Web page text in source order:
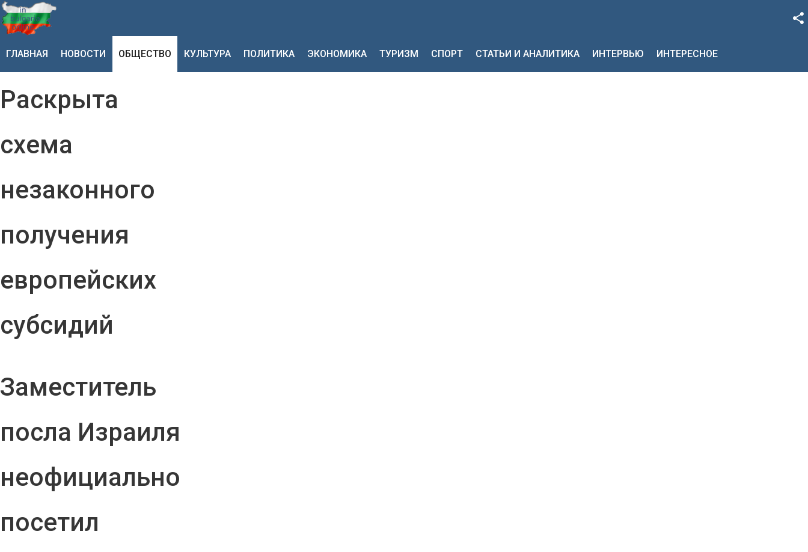
Google+
ГЛАВНАЯ НОВОСТИ ОБЩЕСТВО КУЛЬТУРА ПОЛИТИКА ЭКОНОМИКА ТУРИЗМ СПОРТ СТАТЬИ И АНАЛИТИКА ИНТЕРВЬЮ ИНТЕРЕСНОЕ
Раскрыта
схема
незаконного
получения
европейских
субсидий
Заместитель
посла Израиля
неофициально
посетил